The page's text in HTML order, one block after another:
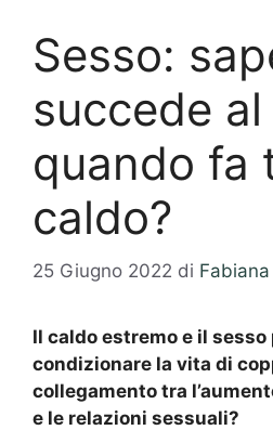
Sesso:
succede
quando fa
caldo?
25 Giugno 2022 di
Il caldo estremo e il sesso
condizionare la vita di
collegamento tra
e le relazioni sessuali?